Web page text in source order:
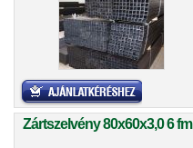
Zártszelvény 80x60x3,0 6 fm